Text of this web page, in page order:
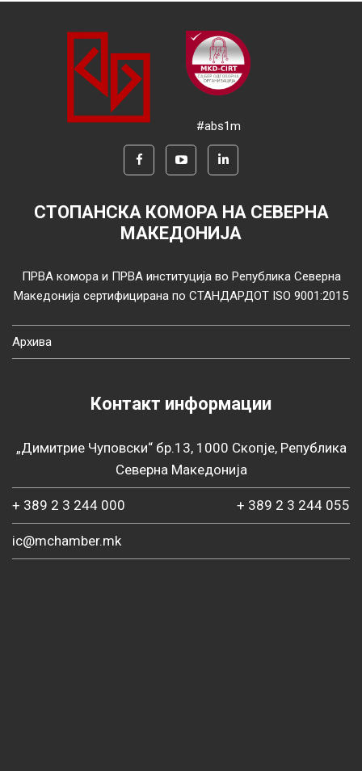
#abs1m
СТОПАНСКА КОМОРА НА СЕВЕРНА
МАКЕДОНИЈА
ПРВА комора и ПРВА институција во Република Северна
Македонија сертифицирана по СТАНДАРДОТ ISO 9001:2015
Архива
Контакт информации
„Димитрие Чуповски“ бр.13, 1000 Скопје, Република
Северна Македонија
+ 389 2 3 244 000 + 389 2 3 244 055
ic@mchamber.mk